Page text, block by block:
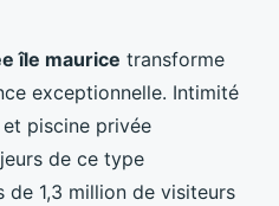
île maurice transforme
exceptionnelle. Intimité
piscine privée
de ce type
de 1,3 million de visiteurs